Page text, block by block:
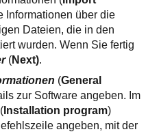
Informationen über die
Dateien, die in den
wurden. Wenn Sie fertig
(Next).
(General
zur Software angeben. Im
(Installation program)
angeben, mit der